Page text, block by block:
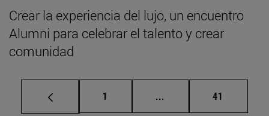
Crear la experiencia del lujo, un encuentro
Alumni para celebrar el talento y crear
comunidad
Página
1 ... Páginas intermedias
Página
41